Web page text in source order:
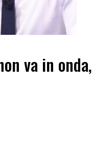
va in onda,